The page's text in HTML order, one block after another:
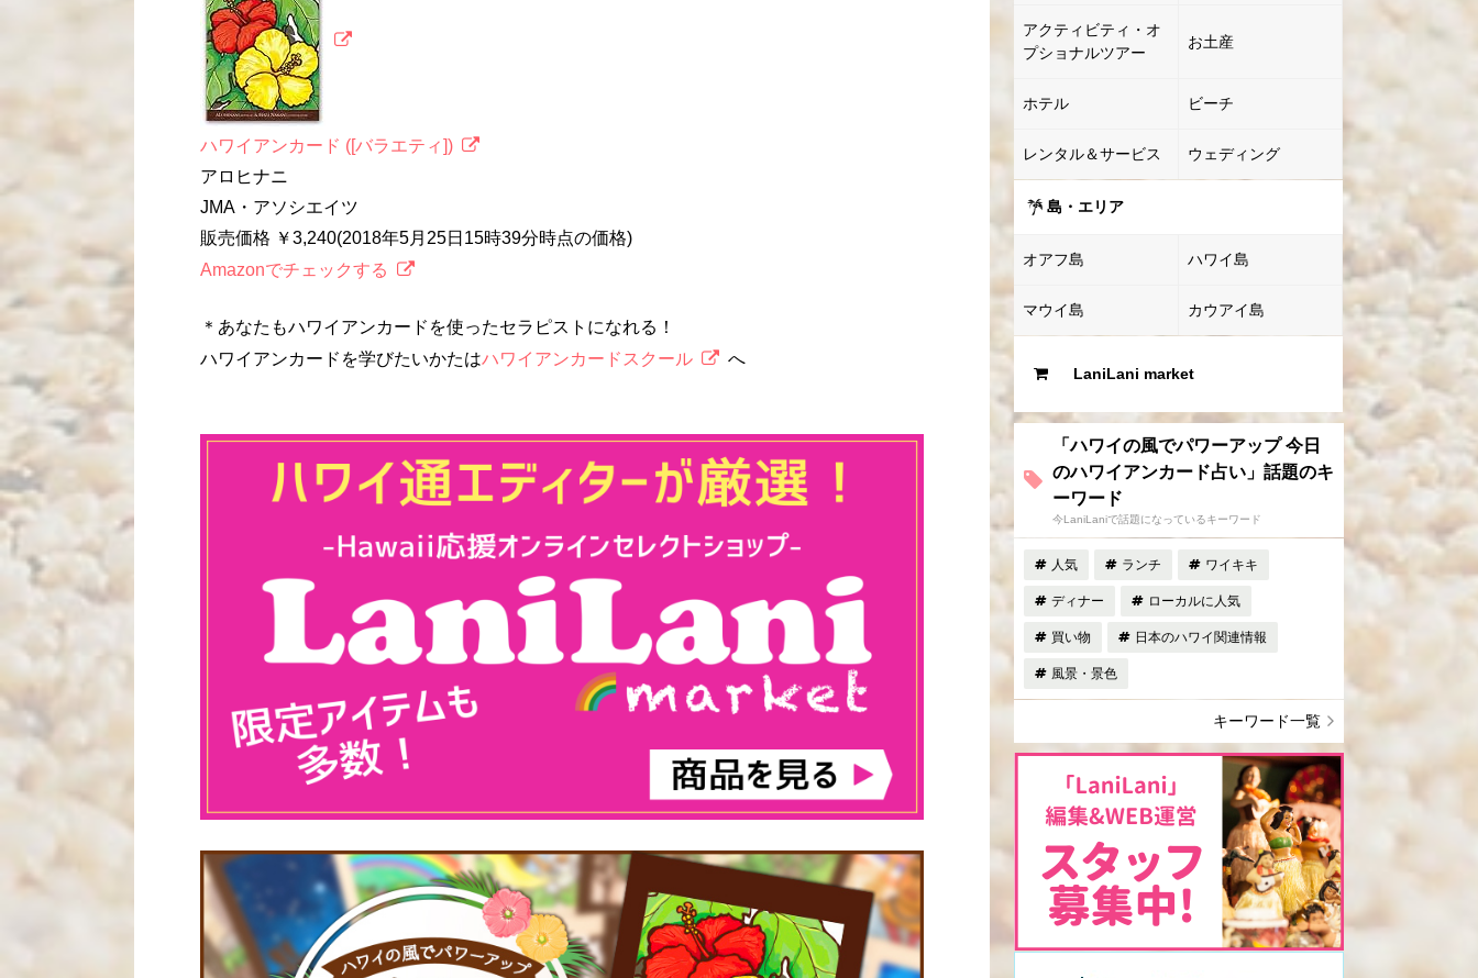
ハワイアンカード ([バラエティ])
アロヒナニ
JMA・アソシエイツ
販売価格 ￥3,240(2018年5月25日15時39分時点の価格)
Amazonでチェックする
＊あなたもハワイアンカードを使ったセラピストになれる！
ハワイアンカードを学びたいかたはハワイアンカードスクール へ
アクティビティ・オ
プショナルツアー
お土産
ホテル ビーチ
レンタル＆サービス ウェディング
島・エリア
オアフ島 ハワイ島
マウイ島 カウアイ島
LaniLani market
「ハワイの風でパワーアップ 今日
のハワイアンカード占い」話題のキ
ーワード
今LaniLaniで話題になっているキーワード
人気 ランチ ワイキキ
ディナー ローカルに人気
買い物 日本のハワイ関連情報
風景・景色
キーワード一覧